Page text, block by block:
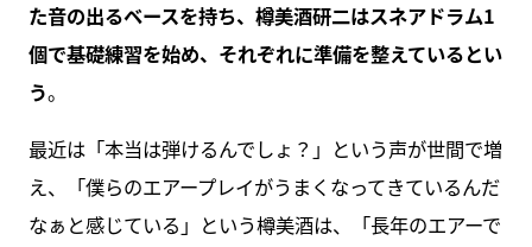
た音の出るベースを持ち、樽美酒研二はスネアドラム1
個で基礎練習を始め、それぞれに準備を整えているとい
う。
最近は「本当は弾けるんでしょ？」という声が世間で増
え、「僕らのエアープレイがうまくなってきているんだ
なぁと感じている」という樽美酒は、「長年のエアーで